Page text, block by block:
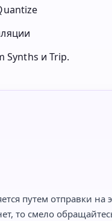
Synths и Trip.
путем отправки
то смело